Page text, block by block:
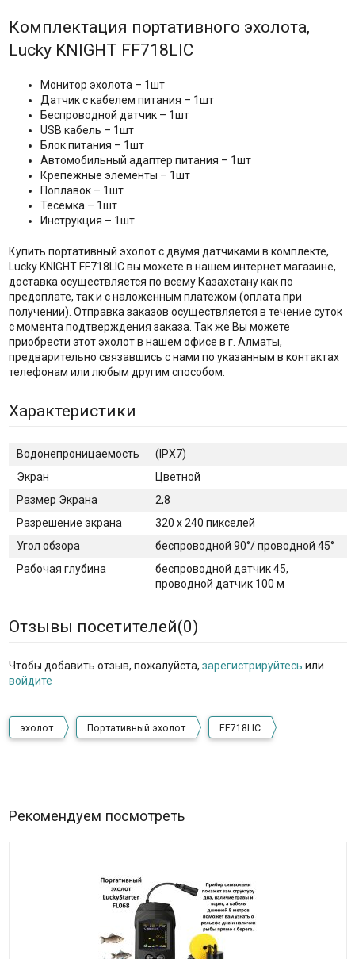
Комплектация портативного эхолота,
Lucky KNIGHT FF718LIC
Монитор эхолота – 1шт
Датчик с кабелем питания – 1шт
Беспроводной датчик – 1шт
USB кабель – 1шт
Блок питания – 1шт
Автомобильный адаптер питания – 1шт
Крепежные элементы – 1шт
Поплавок – 1шт
Тесемка – 1шт
Инструкция – 1шт
Купить портативный эхолот с двумя датчиками в комплекте,
Lucky KNIGHT FF718LIC вы можете в нашем интернет магазине,
доставка осуществляется по всему Казахстану как по
предоплате, так и с наложенным платежом (оплата при
получении). Отправка заказов осуществляется в течение суток
с момента подтверждения заказа. Так же Вы можете
приобрести этот эхолот в нашем офисе в г. Алматы,
предварительно связавшись с нами по указанным в контактах
телефонам или любым другим способом.
Характеристики
Водонепроницаемость
(IPX7)
Экран
Цветной
Размер Экрана
2,8
Разрешение экрана
320 x 240 пикселей
Угол обзора
беспроводной 90°/ проводной 45°
Рабочая глубина
беспроводной датчик 45,
проводной датчик 100 м
Отзывы посетителей(0)
Чтобы добавить отзыв, пожалуйста, зарегистрируйтесь или
войдите
эхолот Портативный эхолот FF718LIC
Рекомендуем посмотреть